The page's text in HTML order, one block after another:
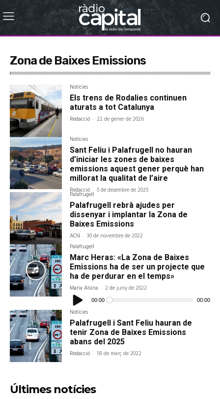
Zona de Baixes Emissions
Notícies
Els trens de Rodalies continuen
aturats a tot Catalunya
Redacció - 22 de gener de 2026
Notícies
Sant Feliu i Palafrugell no hauran
d’iniciar les zones de baixes
emissions aquest gener perquè han
millorat la qualitat de l’aire
Redacció - 5 de desembre de 2025
Palafrugell
Palafrugell rebrà ajudes per
dissenyar i implantar la Zona de
Baixes Emissions
ACN - 30 de novembre de 2022
Palafrugell
Marc Heras: «La Zona de Baixes
Emissions ha de ser un projecte que
ha de perdurar en el temps»
Maria Alsina - 2 de juny de 2022
Reproductor
d'àudio00:00 00:00
Notícies
Palafrugell i Sant Feliu hauran de
tenir Zona de Baixes Emissions
abans del 2025
Redacció - 18 de març de 2022
Últimes notícies